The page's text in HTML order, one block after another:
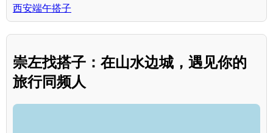
西安端午搭子
崇左找搭子：在山水边城，遇见你的
旅行同频人